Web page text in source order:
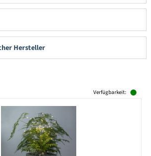
Hersteller
Verfügbarkeit: